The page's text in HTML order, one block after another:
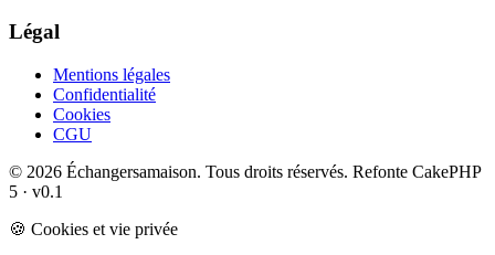
Légal
Mentions légales
Confidentialité
Cookies
CGU
© 2026 Échangersamaison. Tous droits réservés. Refonte CakePHP
5 · v0.1
🍪 Cookies et vie privée